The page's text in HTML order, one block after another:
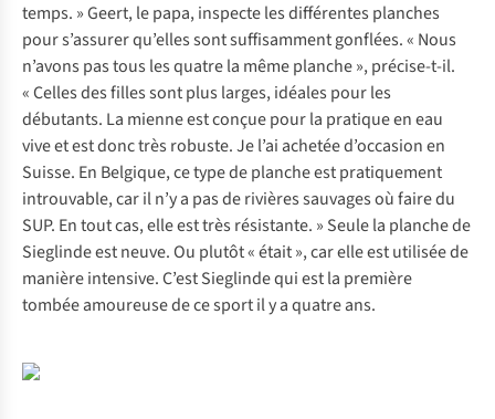
temps. » Geert, le papa, inspecte les différentes planches
pour s’assurer qu’elles sont suffisamment gonflées. « Nous
n’avons pas tous les quatre la même planche », précise-t-il.
« Celles des filles sont plus larges, idéales pour les
débutants. La mienne est conçue pour la pratique en eau
vive et est donc très robuste. Je l’ai achetée d’occasion en
Suisse. En Belgique, ce type de planche est pratiquement
introuvable, car il n’y a pas de rivières sauvages où faire du
SUP. En tout cas, elle est très résistante. » Seule la planche de
Sieglinde est neuve. Ou plutôt « était », car elle est utilisée de
manière intensive. C’est Sieglinde qui est la première
tombée amoureuse de ce sport il y a quatre ans.